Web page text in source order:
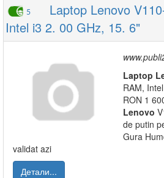
5
Laptop Lenovo
Intel i3 2. 00 GHz, 15. 6"
Laptop
RAM,
RON 1
Lenovo
de putin
Gura
validat azi
Детали...